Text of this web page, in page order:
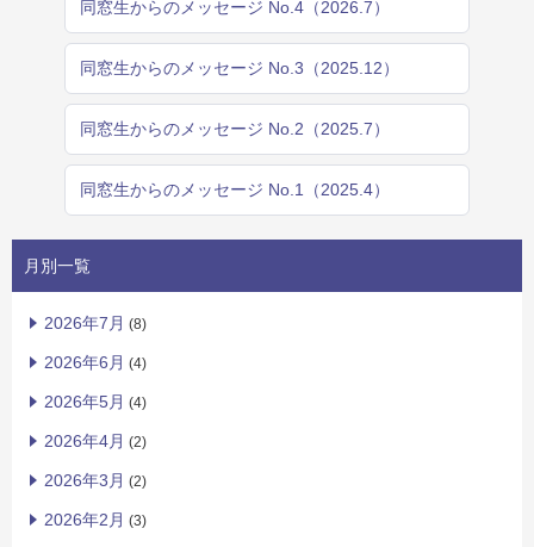
同窓生からのメッセージ No.4（2026.7）
同窓生からのメッセージ No.3（2025.12）
同窓生からのメッセージ No.2（2025.7）
同窓生からのメッセージ No.1（2025.4）
月別一覧
2026年7月 (8)
2026年6月 (4)
2026年5月 (4)
2026年4月 (2)
2026年3月 (2)
2026年2月 (3)